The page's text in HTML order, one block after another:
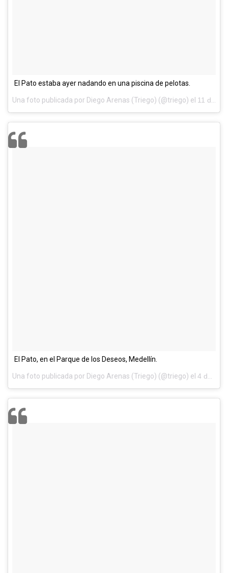
El Pato estaba ayer nadando en una piscina de pelotas.
Una foto publicada por Diego Arenas (Triego) (@triego) el 11 de May de 2014 a la(s) 8:14 PDT
El Pato, en el Parque de los Deseos, Medellín.
Una foto publicada por Diego Arenas (Triego) (@triego) el 4 de May de 2014 a la(s) 12:33 PDT